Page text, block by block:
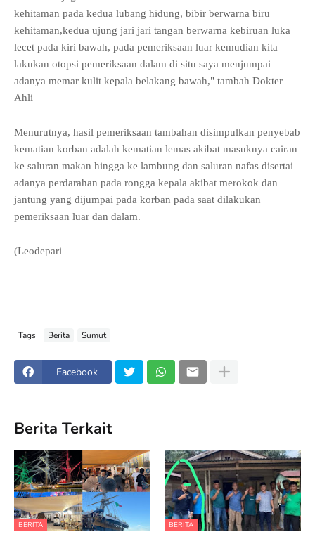
kehitaman pada kedua lubang hidung, bibir berwarna biru
kehitaman,kedua ujung jari jari tangan berwarna kebiruan luka
lecet pada kiri bawah, pada pemeriksaan luar kemudian kita
lakukan otopsi pemeriksaan dalam di situ saya menjumpai
adanya memar kulit kepala belakang bawah," tambah Dokter
Ahli
Menurutnya, hasil pemeriksaan tambahan disimpulkan penyebab
kematian korban adalah kematian lemas akibat masuknya cairan
ke saluran makan hingga ke lambung dan saluran nafas disertai
adanya perdarahan pada rongga kepala akibat merokok dan
jantung yang dijumpai pada korban pada saat dilakukan
pemeriksaan luar dan dalam.
(Leodepari
Tags Berita Sumut
Facebook
Berita Terkait
BERITA BERITA